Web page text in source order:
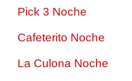
Pick 3 Noche
Cafeterito Noche
La Culona Noche